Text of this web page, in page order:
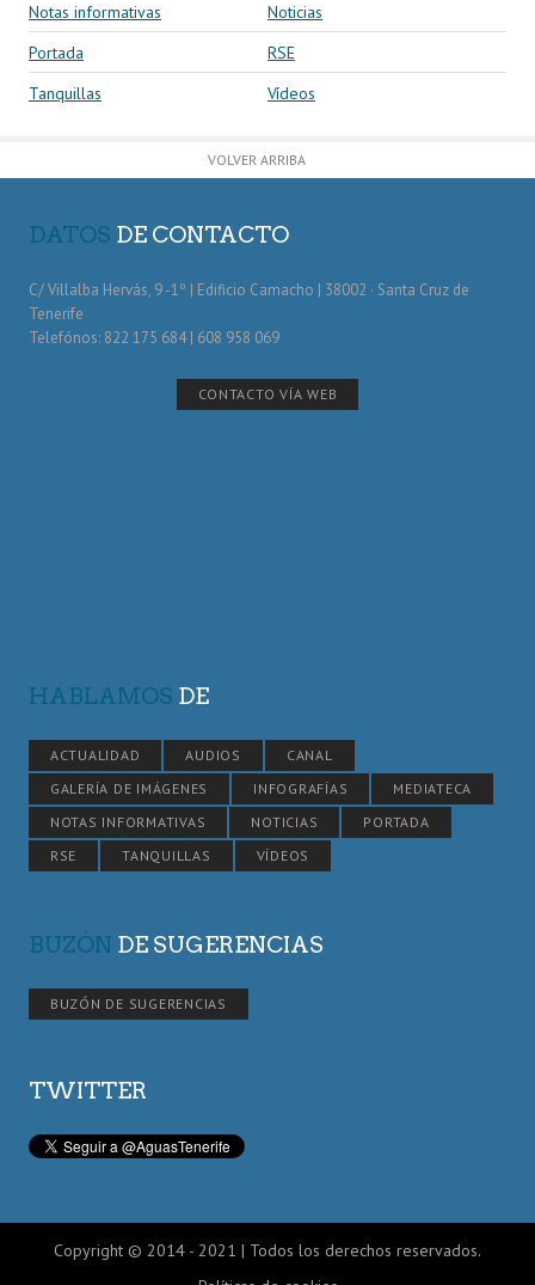
Notas informativas
Noticias
Portada
RSE
Tanquillas
Vídeos
VOLVER ARRIBA
DATOS DE CONTACTO
C/ Villalba Hervás, 9 -1º | Edificio Camacho | 38002 · Santa Cruz de
Tenerife
Telefónos: 822 175 684 | 608 958 069
CONTACTO VÍA WEB
HABLAMOS DE
ACTUALIDAD AUDIOS
CANAL
GALERÍA DE IMÁGENES
INFOGRAFÍAS
MEDIATECA
NOTAS INFORMATIVAS
NOTICIAS
PORTADA
RSE
TANQUILLAS VÍDEOS
BUZÓN DE SUGERENCIAS
BUZÓN DE SUGERENCIAS
TWITTER
Copyright © 2014 - 2021 | Todos los derechos reservados.